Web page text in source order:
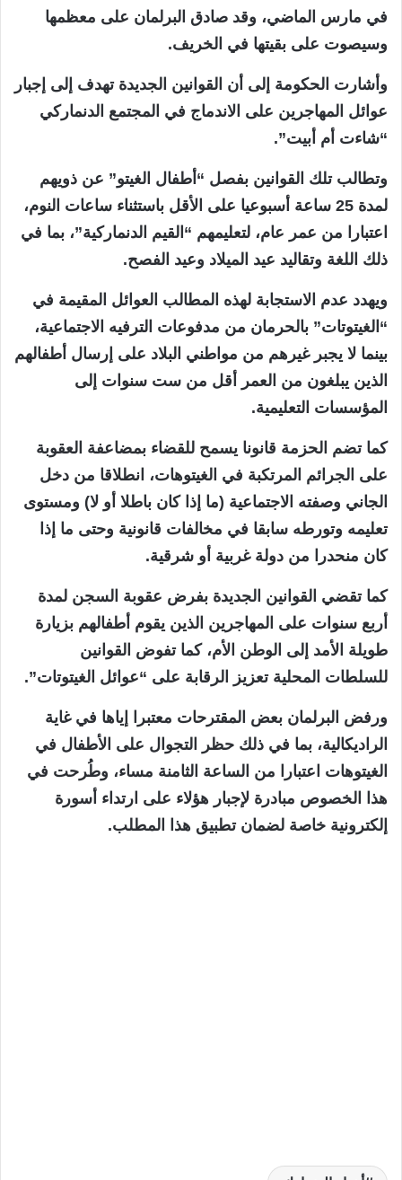
في مارس الماضي، وقد صادق البرلمان على معظمها
وسيصوت على بقيتها في الخريف.
وأشارت الحكومة إلى أن القوانين الجديدة تهدف إلى إجبار
عوائل المهاجرين على الاندماج في المجتمع الدنماركي
“شاءت أم أبيت”.
وتطالب تلك القوانين بفصل “أطفال الغيتو” عن ذويهم
لمدة 25 ساعة أسبوعيا على الأقل باستثناء ساعات النوم،
اعتبارا من عمر عام، لتعليمهم “القيم الدنماركية”، بما في
ذلك اللغة وتقاليد عيد الميلاد وعيد الفصح.
ويهدد عدم الاستجابة لهذه المطالب العوائل المقيمة في
“الغيتوتات” بالحرمان من مدفوعات الترفيه الاجتماعية،
بينما لا يجبر غيرهم من مواطني البلاد على إرسال أطفالهم
الذين يبلغون من العمر أقل من ست سنوات إلى
المؤسسات التعليمية.
كما تضم الحزمة قانونا يسمح للقضاء بمضاعفة العقوبة
على الجرائم المرتكبة في الغيتوهات، انطلاقا من دخل
الجاني وصفته الاجتماعية (ما إذا كان باطلا أو لا) ومستوى
تعليمه وتورطه سابقا في مخالفات قانونية وحتى ما إذا
كان منحدرا من دولة غربية أو شرقية.
كما تقضي القوانين الجديدة بفرض عقوبة السجن لمدة
أربع سنوات على المهاجرين الذين يقوم أطفالهم بزيارة
طويلة الأمد إلى الوطن الأم، كما تفوض القوانين
للسلطات المحلية تعزيز الرقابة على “عوائل الغيتوتات”.
ورفض البرلمان بعض المقترحات معتبرا إياها في غاية
الراديكالية، بما في ذلك حظر التجوال على الأطفال في
الغيتوهات اعتبارا من الساعة الثامنة مساء، وطُرحت في
هذا الخصوص مبادرة لإجبار هؤلاء على ارتداء أسورة
إلكترونية خاصة لضمان تطبيق هذا المطلب.